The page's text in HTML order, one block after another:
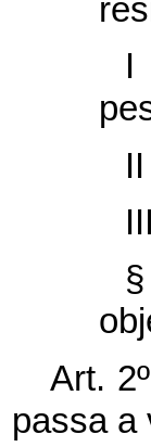
I
Art.
passa a